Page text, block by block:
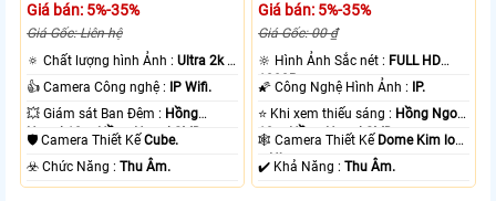
Giá bán: 5%-35%
Giá Gốc: Liên hệ
🔅 Chất lượng hình Ảnh :Ultra 2k +
.
👍 Camera Công nghệ :
IP Wifi.
💥 Giám sát Ban Đêm : Hồng
Ngoại 10m Hồng Ngoại SMD.
🛡 Camera Thiết KếCube.
️☣️ Chức Năng :Thu Âm.
Giá bán: 5%-35%
Giá Gốc: 00 ₫
🔆 Hình Ảnh Sắc nét : FULL HD
1080P .
🌠 Công Nghệ Hình Ảnh :
IP.
⭐ Khi xem thiếu sáng : Hồng Ngoại
10m Hồng Ngoại SMD.
🕸️ Camera Thiết Kế Dome Kim loại
+ Nhựa.
️✔️ Khả Năng :Thu Âm.